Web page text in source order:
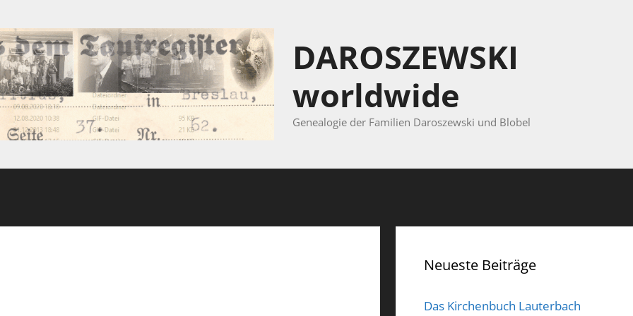
DAROSZEWSKI
worldwide
Genealogie der Familien Daroszewski und Blobel
Neueste Beiträge
Das Kirchenbuch Lauterbach